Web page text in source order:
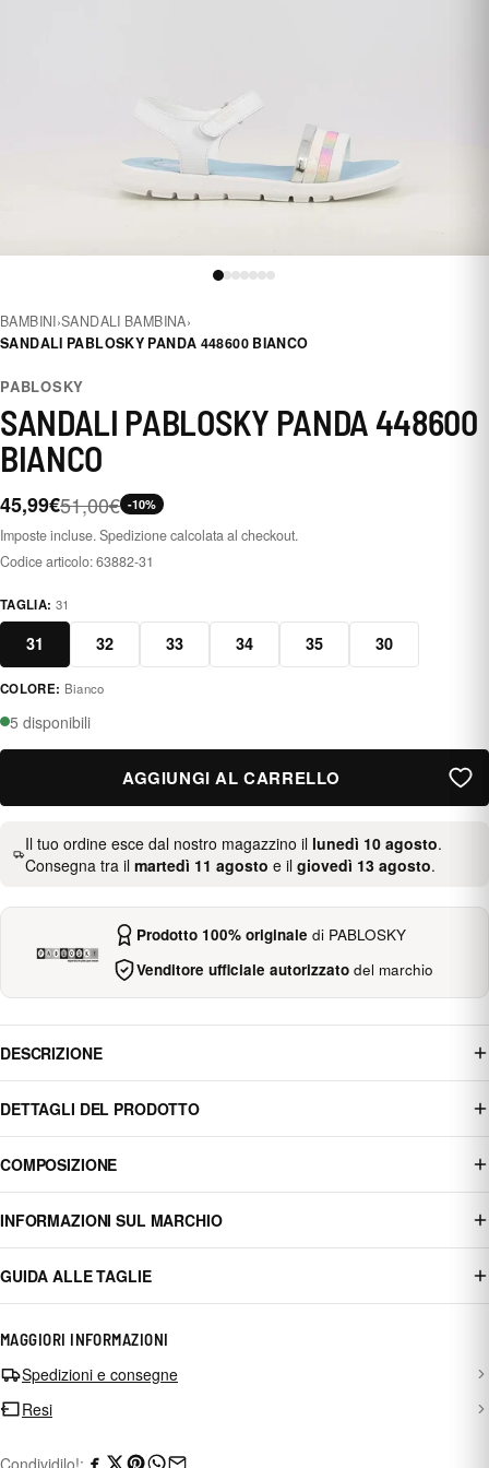
BAMBINI›SANDALI BAMBINA›
SANDALI PABLOSKY PANDA 448600 BIANCO
PABLOSKY
SANDALI PABLOSKY PANDA 448600
BIANCO
45,99€51,00€ -10%
Imposte incluse. Spedizione calcolata al checkout.
Codice articolo:63882-31
TAGLIA: 31
31 32 33 34 35 30
blanco
COLORE: Bianco
5 disponibili
AGGIUNGI AL CARRELLO
Il tuo ordine esce dal nostro magazzino il lunedì 10 agosto.
Consegna tra il martedì 11 agosto e il giovedì 13 agosto.
Prodotto 100% originale di PABLOSKY
Venditore ufficiale autorizzatodel marchio
DESCRIZIONE
DETTAGLI DEL PRODOTTO
COMPOSIZIONE
INFORMAZIONI SUL MARCHIO
GUIDA ALLE TAGLIE
MAGGIORI INFORMAZIONI
Spedizioni e consegne
Resi
Condividilo!: